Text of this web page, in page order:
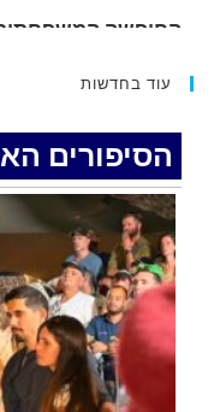
.
חצבה. פצועים
איציק נועם מייסד
עוד בחדשות
הסיפורים